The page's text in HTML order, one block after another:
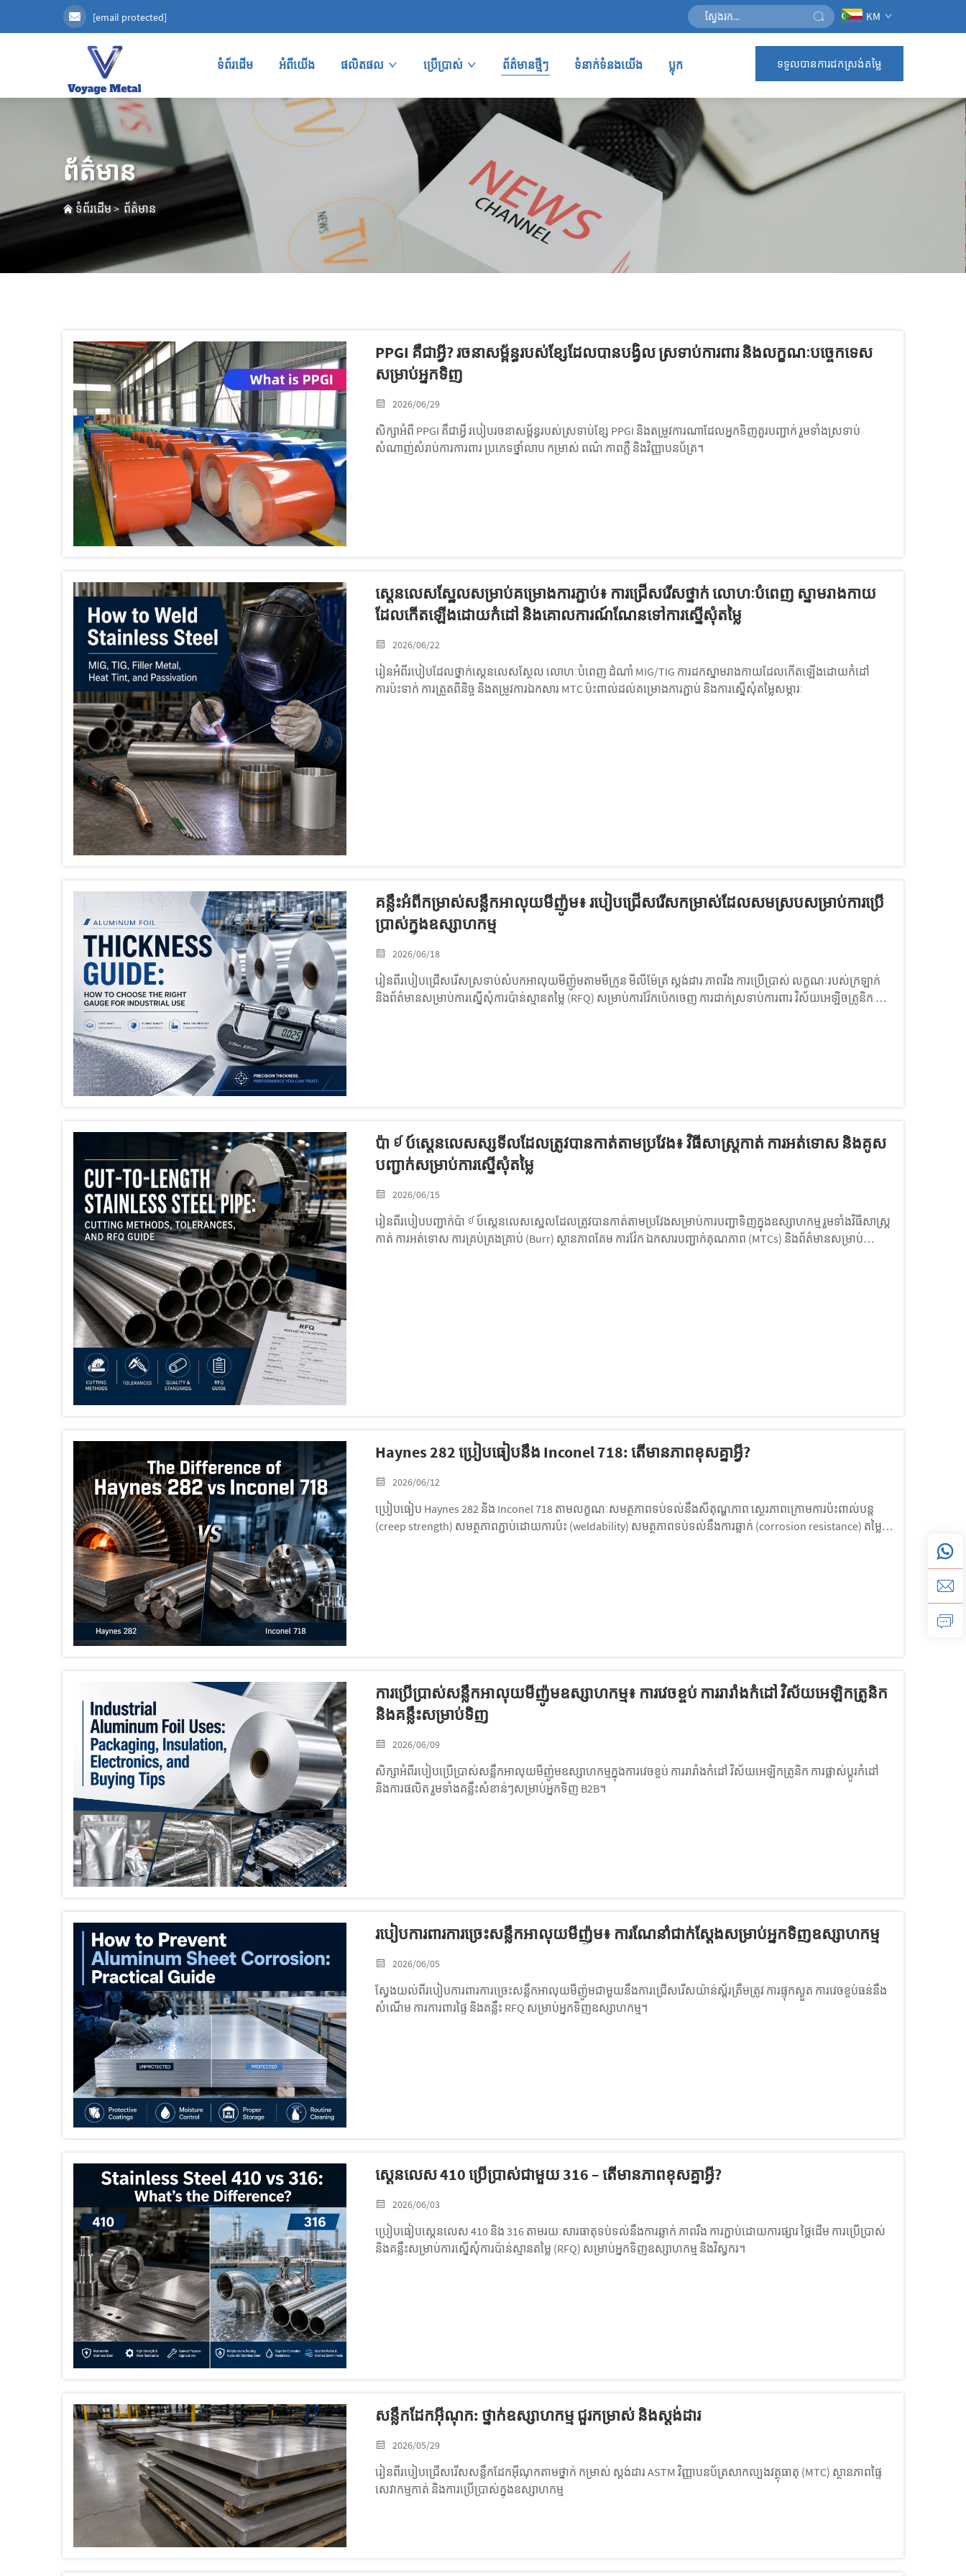
[email protected] KM
ទំព័រដើម អំពីយើង ផលិតផល ប្រើប្រាស់ ព័ត៌មានថ្មីៗ ទំនាក់ទំនងយើង ប្លុក ទទួលបានការដកស្រង់តម្លៃ
ព័ត៌មាន
ទំព័រដើម> ព័ត៌មាន
PPGI គឺជាអ្វី? រចនាសម្ព័ន្ធរបស់ខ្សែដែលបានបង្វិល ស្រទាប់ការពារ និងលក្ខណៈបច្ចេកទេស
សម្រាប់អ្នកទិញ
2026/06/29
សិក្សាអំពី PPGI គឺជាអ្វី របៀបរចនាសម្ព័ន្ធរបស់ស្រទាប់ខ្សែ PPGI និងតម្រូវការណាដែលអ្នកទិញគួរបញ្ជាក់ រួមទាំងស្រទាប់
សំណាញ់សំរាប់ការការពារ ប្រភេទថ្នាំលាប កម្រាស់ ពណ៌ ភាពភ្លឺ និងវិញ្ញាបនប័ត្រ។
ស្តេនលេសស្ឋែលសម្រាប់គម្រោងការភ្ជាប់៖ ការជ្រើសរើសថ្នាក់ លោហៈបំពេញ ស្នាមរាងកាយ
ដែលកើតឡើងដោយកំដៅ និងគោលការណ៍ណែនទៅការស្នើសុំតម្លៃ
2026/06/22
រៀនអំពីរបៀបដែលថ្នាក់ស្តេនលេសស្ថែល លោហៈបំពេញ ដំណាំ MIG/TIG ការដកស្នាមរាងកាយដែលកើតឡើងដោយកំដៅ
ការប៉ះទាក់ ការត្រួតពិនិច្ច និងតម្រូវការឯកសារ MTC ប៉ះពាល់ដល់គម្រោងការភ្ជាប់ និងការស្នើសុំតម្លៃសម្ភារៈ
គន្លឹះអំពីកម្រាស់សន្លឹកអាលុយមីញ៉ូម៖ របៀបជ្រើសរើសកម្រាស់ដែលសមស្របសម្រាប់ការប្រើ
ប្រាស់ក្នុងឧស្សាហកម្ម
2026/06/18
រៀនពីរបៀបជ្រើសរើសស្រទាប់សំបកអាលុយមីញ៉ូមតាមមីក្រូន មីលីម៉ែត្រ ស្តង់ដារ ភាពរឹង ការប្រើប្រាស់ លក្ខណៈរបស់ក្រឡាក់
និងព័ត៌មានសម្រាប់ការស្នើសុំការប៉ាន់ស្មានតម្លៃ (RFQ) សម្រាប់ការវ៉ែកប៉េកចេញ ការដាក់ស្រទាប់ការពារ វិស័យអេឡិចត្រូនិក និង
ប៉ាઇប៍ស្តេនលេសស្សទីលដែលត្រូវបានកាត់តាមប្រវែង៖ វិធីសាស្ត្រកាត់ ការអត់ទោស និងគូស
បញ្ជាក់សម្រាប់ការស្នើសុំតម្លៃ
2026/06/15
រៀនពីរបៀបបញ្ជាក់ប៉ាઇប៍ស្តេនលេសស្ឋេលដែលត្រូវបានកាត់តាមប្រវែងសម្រាប់ការបញ្ជាទិញក្នុងឧស្សាហកម្ម រួមទាំងវិធីសាស្រ្ត
កាត់ ការអត់ទោស ការគ្រប់គ្រងគ្រាប់ (Burr) ស្ថានភាពគែម ការវ៉ែក ឯកសារបញ្ជាក់គុណភាព (MTCs) និងព័ត៌មានសម្រាប់
Haynes 282 ប្រៀបធៀបនឹង Inconel 718: តើមានភាពខុសគ្នាអ្វី?
2026/06/12
ប្រៀបធៀប Haynes 282 និង Inconel 718 តាមលក្ខណៈសមត្ថភាពទប់ទល់នឹងសីតុណ្ហភាព ស្ថេរភាពក្រោមការប៉ះពាល់បន្ត
(creep strength) សមត្ថភាពភ្ជាប់ដោយការប៉ះ (weldability) សមត្ថភាពទប់ទល់នឹងការឆ្លាក់ (corrosion resistance) តម្លៃ
ការប្រើប្រាស់សន្លឹកអាលុយមីញ៉ូមឧស្សាហកម្ម៖ ការវេចខ្ចប់ ការរារាំងកំដៅ វិស័យអេឡិកត្រូនិក
និងគន្លឹះសម្រាប់ទិញ
2026/06/09
សិក្សាអំពីរបៀបប្រើប្រាស់សន្លឹកអាលុយមីញ៉ូមឧស្សាហកម្មក្នុងការវេចខ្ចប់ ការរារាំងកំដៅ វិស័យអេឡិកត្រូនិក ការផ្លាស់ប្តូរកំដៅ
និងការផលិត រួមទាំងគន្លឹះសំខាន់ៗសម្រាប់អ្នកទិញ B2B។
របៀបការពារការច្រេះសន្លឹកអាលុយមីញ៉ូម៖ ការណែនាំជាក់ស្តែងសម្រាប់អ្នកទិញឧស្សាហកម្ម
2026/06/05
ស្វែងយល់ពីរបៀបការពារការច្រេះសន្លឹកអាលុយមីញ៉ូមជាមួយនឹងការជ្រើសរើសយ៉ាន់ស្ព័រត្រឹមត្រូវ ការផ្ទុកស្ងួត ការវេចខ្ចប់ធន់នឹង
សំណើម ការការពារផ្ទៃ និងគន្លឹះ RFQ សម្រាប់អ្នកទិញឧស្សាហកម្ម។
ស្តេនលេស 410 ប្រើប្រាស់ជាមួយ 316 – តើមានភាពខុសគ្នាអ្វី?
2026/06/03
ប្រៀបធៀបស្តេនលេស 410 និង 316 តាមរយៈសារធាតុទប់ទល់នឹងការឆ្លាក់ ភាពរឹង ការភ្ជាប់ដោយការផ្សារ ថ្លៃដើម ការប្រើប្រាស់
និងគន្លឹះសម្រាប់ការស្នើសុំការប៉ាន់ស្មានតម្លៃ (RFQ) សម្រាប់អ្នកទិញឧស្សាហកម្ម និងវិស្វករ។
សន្លឹកដែកអ៊ីណុក: ថ្នាក់ឧស្សាហកម្ម ជួរកម្រាស់ និងស្តង់ដារ
2026/05/29
រៀនពីរបៀបជ្រើសរើសសន្លឹកដែកអ៊ីណុកតាមថ្នាក់ កម្រាស់ ស្តង់ដារ ASTM វិញ្ញាបនប័ត្រសាកល្បងវត្ថុធាតុ (MTC) ស្ថានភាពផ្ទៃ
សេវាកម្មកាត់ និងការប្រើប្រាស់ក្នុងឧស្សាហកម្ម